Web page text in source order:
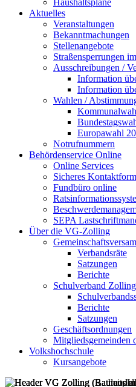
Haushaltspläne
Aktuelles
Veranstaltungen
Bekanntmachungen
Stellenangebote
Straßensperrungen
Ausschreibungen /
Information
Information
Wahlen /
Europawahl
Notrufnummern
Behördenservice Online
Online Services
Sicheres
Fundbüro online
SEPA
Über die VG-Zolling
Verbandsräte
Satzungen
Berichte
Schulverband Zolling
Berichte
Satzungen
Geschäftsordnungen
Mitgliedsgemeinden
Volkshochschule
Kursangebote